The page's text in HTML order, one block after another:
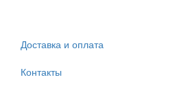
Доставка и оплата
Контакты